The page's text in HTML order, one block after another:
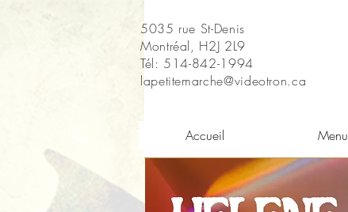
5035 rue St-Denis
Montréal, H2J 2L9
Tél: 514-842-1994
lapetitemarche@videotron.ca
Accueil Menu